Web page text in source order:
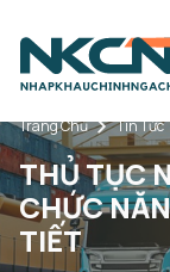
Trang Chủ Tin Tức
THỦ TỤC
CHỨC
TIẾT